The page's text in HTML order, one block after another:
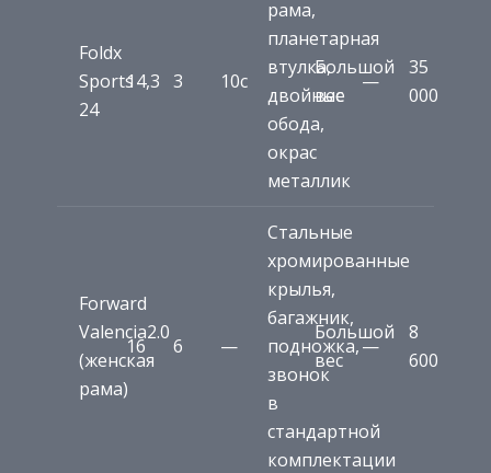
Foldx
Sports
24
14,3 3 10c
рама,
планетарная
втулка,
двойные
обода,
окрас
металлик
Большой
вес
—
35
000
Forward
Valencia2.0
(женская
рама)
16 6 —
Стальные
хромированные
крылья,
багажник,
подножка,
звонок
в
стандартной
комплектации
Большой
вес
—
8
600